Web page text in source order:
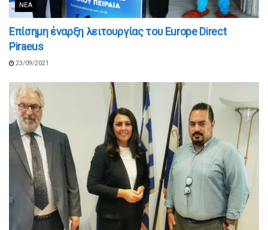
ΝΈΑ
Επίσημη έναρξη λειτουργίας του Europe Direct
Piraeus
23/09/2021